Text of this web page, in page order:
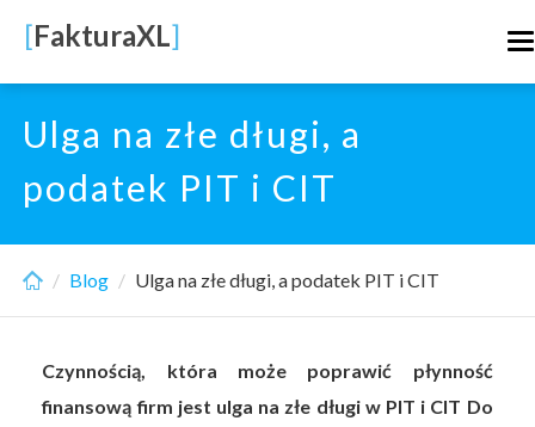
main
content
[FakturaXL]
Ulga na złe długi, a
podatek PIT i CIT
Blog Ulga na złe długi, a podatek PIT i CIT
Czynnością, która może poprawić płynność
finansową firm jest ulga na złe długi w PIT i CIT Do